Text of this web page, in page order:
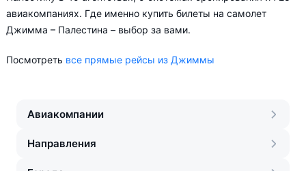
авиакомпаниях. Где именно купить билеты на самолет
Джимма – Палестина – выбор за вами.
Посмотреть все прямые рейсы из Джиммы
Авиакомпании
Направления